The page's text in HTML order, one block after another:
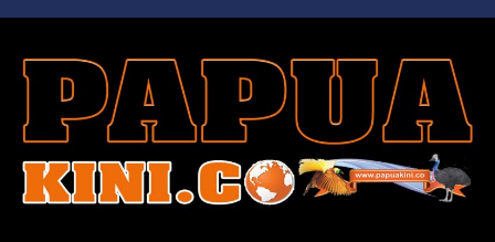
Skip
content